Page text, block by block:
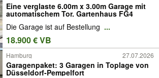
Eine verglaste 6.00m x 3.00m Garage mit
automatischem Tor. Gartenhaus FG4
Die Garage ist auf Bestellung ...
18.900 € VB
Hamburg 27.07.2026
Garagenpaket: 3 Garagen in Toplage von
Düsseldorf-Pempelfort